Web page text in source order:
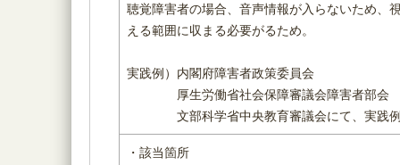
聴覚障害者の場合、音声情報が入らないため、
える範囲に収まる必要がるため。
実践例）内閣府障害者政策委員会
厚生労働省社会保障審議会障害者部会
文部科学省中央教育審議会にて、実践例
・該当箇所